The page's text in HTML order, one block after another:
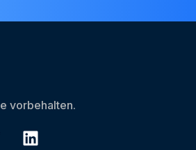
vorbehalten.